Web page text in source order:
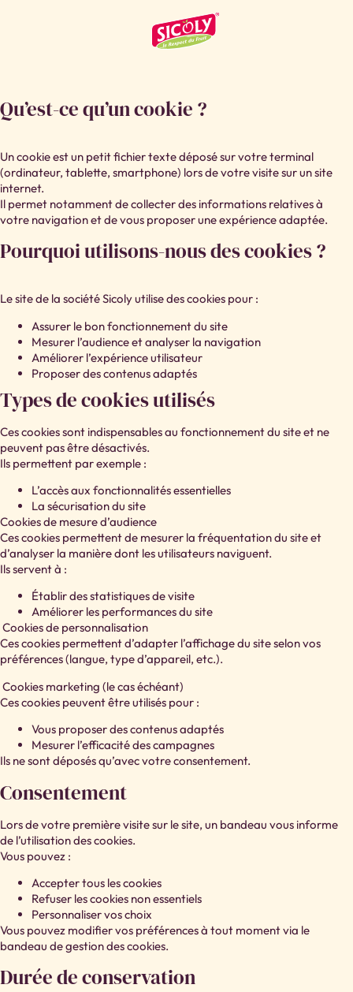
POLITIQUE COOKIES
Qu’est-ce qu’un cookie ?
Un cookie est un petit fichier texte déposé sur votre terminal
(ordinateur, tablette, smartphone) lors de votre visite sur un site
internet.
Il permet notamment de collecter des informations relatives à
votre navigation et de vous proposer une expérience adaptée.
Pourquoi utilisons-nous des cookies ?
Le site de la société Sicoly utilise des cookies pour :
Assurer le bon fonctionnement du site
Mesurer l’audience et analyser la navigation
Améliorer l’expérience utilisateur
Proposer des contenus adaptés
Types de cookies utilisés
Ces cookies sont indispensables au fonctionnement du site et ne
peuvent pas être désactivés.
Ils permettent par exemple :
L’accès aux fonctionnalités essentielles
La sécurisation du site
Cookies de mesure d’audience
Ces cookies permettent de mesurer la fréquentation du site et
d’analyser la manière dont les utilisateurs naviguent.
Ils servent à :
Établir des statistiques de visite
Améliorer les performances du site
Cookies de personnalisation
Ces cookies permettent d’adapter l’affichage du site selon vos
préférences (langue, type d’appareil, etc.).
Cookies marketing (le cas échéant)
Ces cookies peuvent être utilisés pour :
Vous proposer des contenus adaptés
Mesurer l’efficacité des campagnes
Ils ne sont déposés qu’avec votre consentement.
Consentement
Lors de votre première visite sur le site, un bandeau vous informe
de l’utilisation des cookies.
Vous pouvez :
Accepter tous les cookies
Refuser les cookies non essentiels
Personnaliser vos choix
Vous pouvez modifier vos préférences à tout moment via le
bandeau de gestion des cookies.
Durée de conservation